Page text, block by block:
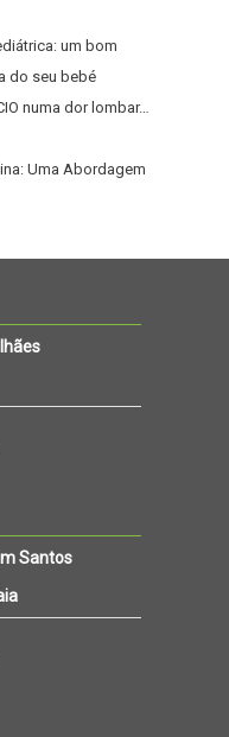
um bom
do seu bebé
numa dor lombar…
Uma Abordagem
Santos